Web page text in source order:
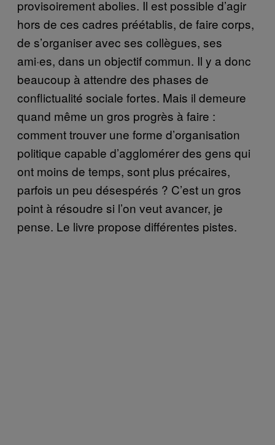
provisoirement abolies. Il est possible d’agir
hors de ces cadres préétablis, de faire corps,
de s’organiser avec ses collègues, ses
ami·es, dans un objectif commun. Il y a donc
beaucoup à attendre des phases de
conflictualité sociale fortes. Mais il demeure
quand même un gros progrès à faire :
comment trouver une forme d’organisation
politique capable d’agglomérer des gens qui
ont moins de temps, sont plus précaires,
parfois un peu désespérés ? C’est un gros
point à résoudre si l’on veut avancer, je
pense. Le livre propose différentes pistes.